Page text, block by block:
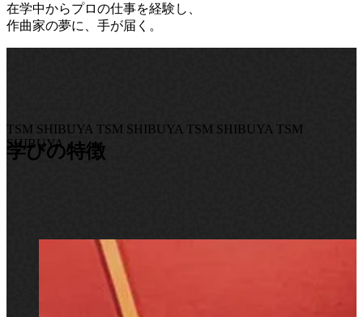
在学中からプロの仕事を経験し、
作曲家の夢に、手が届く。
TSM SHIBUYA TSM SHIBUYA TSM SHIBUYA TSM
SHIBUYA
学びの特徴